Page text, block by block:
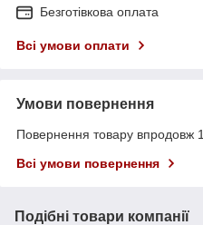
Безготівкова оплата
Всі умови оплати
Умови повернення
Повернення товару впродовж
Всі умови повернення
Подібні товари компанії